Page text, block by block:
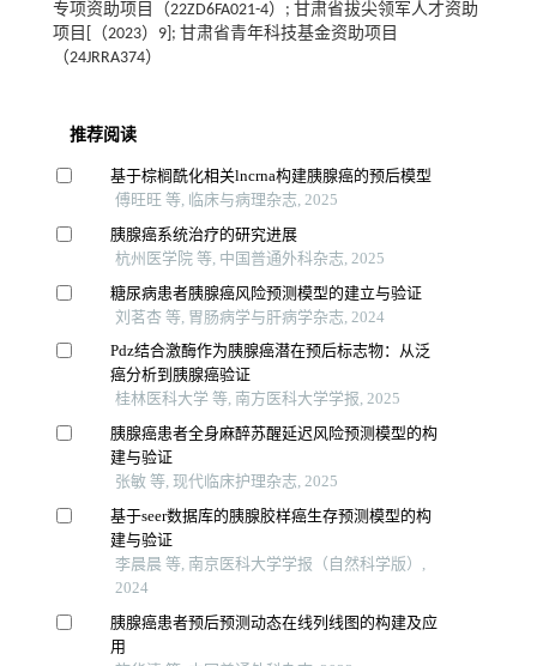
专项资助项目（22ZD6FA021-4）; 甘肃省拔尖领军人才资助
项目[（2023）9]; 甘肃省青年科技基金资助项目
（24JRRA374）